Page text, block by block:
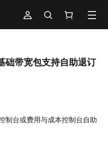
础带宽包支持自助退订
制台或费用与成本控制台自助